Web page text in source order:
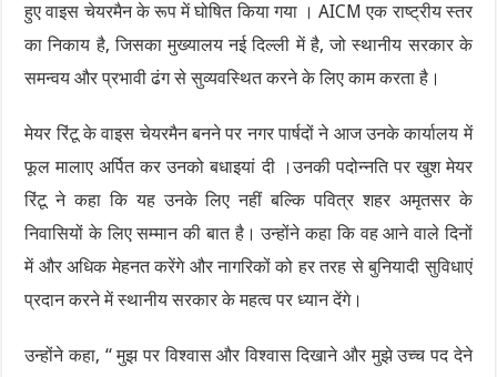
हुए वाइस चेयरमैन के रूप में घोषित किया गया । AICM एक राष्ट्रीय स्तर
का निकाय है, जिसका मुख्यालय नई दिल्ली में है, जो स्थानीय सरकार के
समन्वय और प्रभावी ढंग से सुव्यवस्थित करने के लिए काम करता है।
मेयर रिंटू के वाइस चेयरमैन बनने पर नगर पार्षदों ने आज उनके कार्यालय में
फूल मालाए अर्पित कर उनको बधाइयां दी ।उनकी पदोन्नति पर खुश मेयर
रिंटू ने कहा कि यह उनके लिए नहीं बल्कि पवित्र शहर अमृतसर के
निवासियों के लिए सम्मान की बात है। उन्होंने कहा कि वह आने वाले दिनों
में और अधिक मेहनत करेंगे और नागरिकों को हर तरह से बुनियादी सुविधाएं
प्रदान करने में स्थानीय सरकार के महत्व पर ध्यान देंगे।
उन्होंने कहा, “ मुझ पर विश्वास और विश्वास दिखाने और मुझे उच्च पद देने